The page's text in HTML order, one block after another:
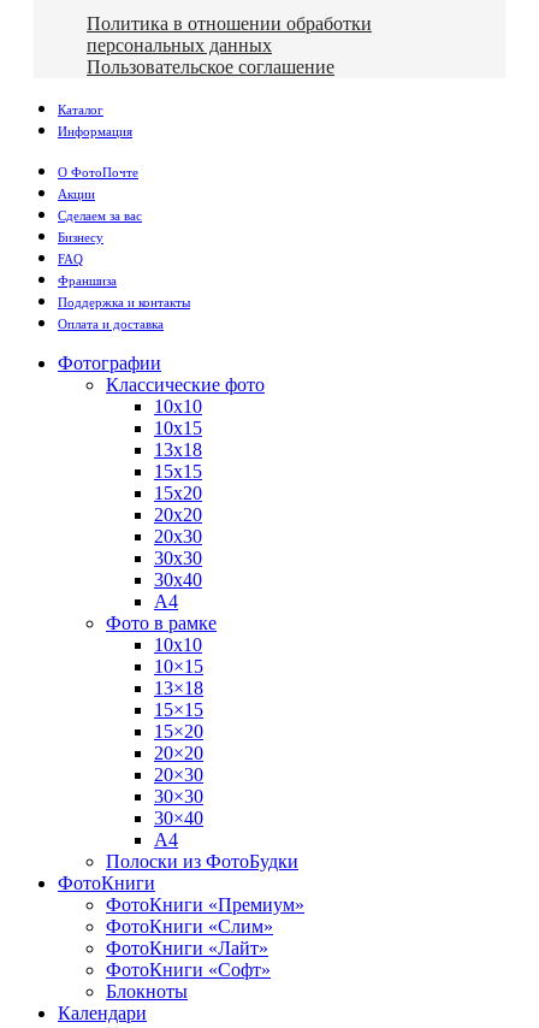
Политика в отношении обработки
персональных данных
Пользовательское соглашение
Каталог
Информация
О ФотоПочте
Акции
Сделаем за вас
Бизнесу
FAQ
Франшиза
Поддержка и контакты
Оплата и доставка
Фотографии
Классические фото
10х10
10х15
13х18
15х15
15х20
20х20
20х30
30х30
30х40
А4
Фото в рамке
10х10
10×15
13×18
15×15
15×20
20×20
20×30
30×30
30×40
A4
Полоски из ФотоБудки
ФотоКниги
ФотоКниги «Премиум»
ФотоКниги «Слим»
ФотоКниги «Лайт»
ФотоКниги «Софт»
Блокноты
Календари